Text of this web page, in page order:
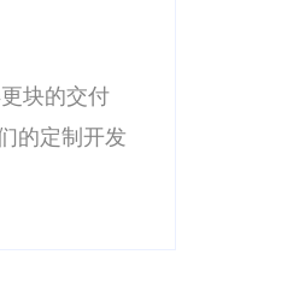
作业工具，
我们，获取